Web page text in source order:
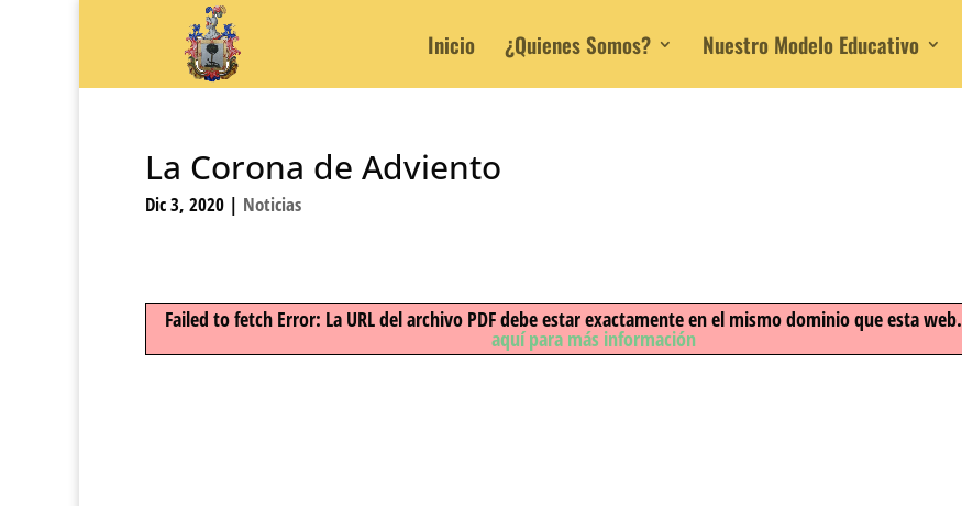
Inicio ¿Quienes Somos? Nuestro Modelo Educativo
La Corona de Adviento
Dic 3, 2020 | Noticias
Failed to fetch Error: La URL del archivo PDF debe estar exactamente en el mismo dominio que esta web.
aquí para más información